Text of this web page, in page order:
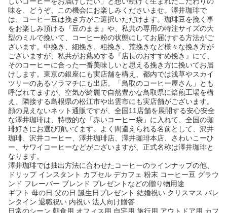
味を、どうぞ、この機会にお楽しみくださいませ。澤井珈琲で
は、コーヒー豆は挽き方がご選択いただけます。珈琲豆を挽く事
をお楽しみ頂ける『豆のまま』や、私共の専用の特注サイズの大
型のミルで挽いて、コーヒー粉の状態にしてお届けする方法がご
ざいます。中挽き、細挽き、粗挽き、荒挽きなど様々な挽き方が
ございますが、私共がお薦めする『店長のおすすめ挽き』にて、
そのコーヒーに合った一番美味しいと思える挽き方に挽いてお届
けします。東京の銀座にも実店舗を構え、都内では浅草やスカイ
ツリーのあるソラマチにも出店。「鳥取のコーヒー屋さん」とも
呼ばれてますが、空気が綺麗で自然豊かな鳥取県に焙煎工場を構
え、隣接する島根県の松江市や出雲市にも実店舗がございます。
顔の見えないネット通販ですが、全国11店舗を展開する安心安全
な澤井珈琲は、特徴的な「赤いコーヒー袋」に入れて、全国の珈
琲好きにお選び頂いてます。よく間違えられる名前として、沢井
珈琲、沢井コーヒー、澤井珈琲店、澤井珈琲本店、さわいこーひ
ー、サワイコーヒーなどがございますが、正式名称は澤井珈琲と
なります。
澤井珈琲では抽出方法に合わせたコーヒーのラインナップの他、
ドリップ インスタント カプセル デカフェ 粉末 コーヒー豆 グラウ
ンド フレーバー ブレンド プレゼントなどの贈り物用途
ギフト 母の日 父の日 誕生日プレゼント 結婚祝い クリスマス バレ
ンタイン 退職祝い 内祝い 法人向け贈答
日常のシーン 朝食用 オフィス用 自宅用 旅行用 アウトドア用 カフ